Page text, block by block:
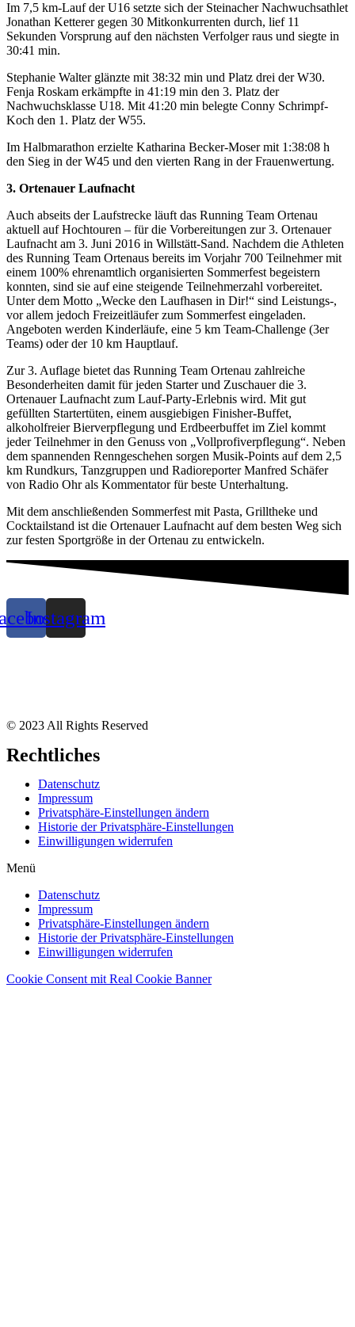
Im 7,5 km-Lauf der U16 setzte sich der Steinacher Nachwuchsathlet
Jonathan Ketterer gegen 30 Mitkonkurrenten durch, lief 11
Sekunden Vorsprung auf den nächsten Verfolger raus und siegte in
30:41 min.
Stephanie Walter glänzte mit 38:32 min und Platz drei der W30.
Fenja Roskam erkämpfte in 41:19 min den 3. Platz der
Nachwuchsklasse U18. Mit 41:20 min belegte Conny Schrimpf-
Koch den 1. Platz der W55.
Im Halbmarathon erzielte Katharina Becker-Moser mit 1:38:08 h
den Sieg in der W45 und den vierten Rang in der Frauenwertung.
3. Ortenauer Laufnacht
Auch abseits der Laufstrecke läuft das Running Team Ortenau
aktuell auf Hochtouren – für die Vorbereitungen zur 3. Ortenauer
Laufnacht am 3. Juni 2016 in Willstätt-Sand. Nachdem die Athleten
des Running Team Ortenaus bereits im Vorjahr 700 Teilnehmer mit
einem 100% ehrenamtlich organisierten Sommerfest begeistern
konnten, sind sie auf eine steigende Teilnehmerzahl vorbereitet.
Unter dem Motto „Wecke den Laufhasen in Dir!“ sind Leistungs-,
vor allem jedoch Freizeitläufer zum Sommerfest eingeladen.
Angeboten werden Kinderläufe, eine 5 km Team-Challenge (3er
Teams) oder der 10 km Hauptlauf.
Zur 3. Auflage bietet das Running Team Ortenau zahlreiche
Besonderheiten damit für jeden Starter und Zuschauer die 3.
Ortenauer Laufnacht zum Lauf-Party-Erlebnis wird. Mit gut
gefüllten Startertüten, einem ausgiebigen Finisher-Buffet,
alkoholfreier Bierverpflegung und Erdbeerbuffet im Ziel kommt
jeder Teilnehmer in den Genuss von „Vollprofiverpflegung“. Neben
dem spannenden Renngeschehen sorgen Musik-Points auf dem 2,5
km Rundkurs, Tanzgruppen und Radioreporter Manfred Schäfer
von Radio Ohr als Kommentator für beste Unterhaltung.
Mit dem anschließenden Sommerfest mit Pasta, Grilltheke und
Cocktailstand ist die Ortenauer Laufnacht auf dem besten Weg sich
zur festen Sportgröße in der Ortenau zu entwickeln.
Instagram
© 2023 All Rights Reserved
Rechtliches
Datenschutz
Impressum
Privatsphäre-Einstellungen ändern
Historie der Privatsphäre-Einstellungen
Einwilligungen widerrufen
Menü
Datenschutz
Impressum
Privatsphäre-Einstellungen ändern
Historie der Privatsphäre-Einstellungen
Einwilligungen widerrufen
Cookie Consent mit Real Cookie Banner